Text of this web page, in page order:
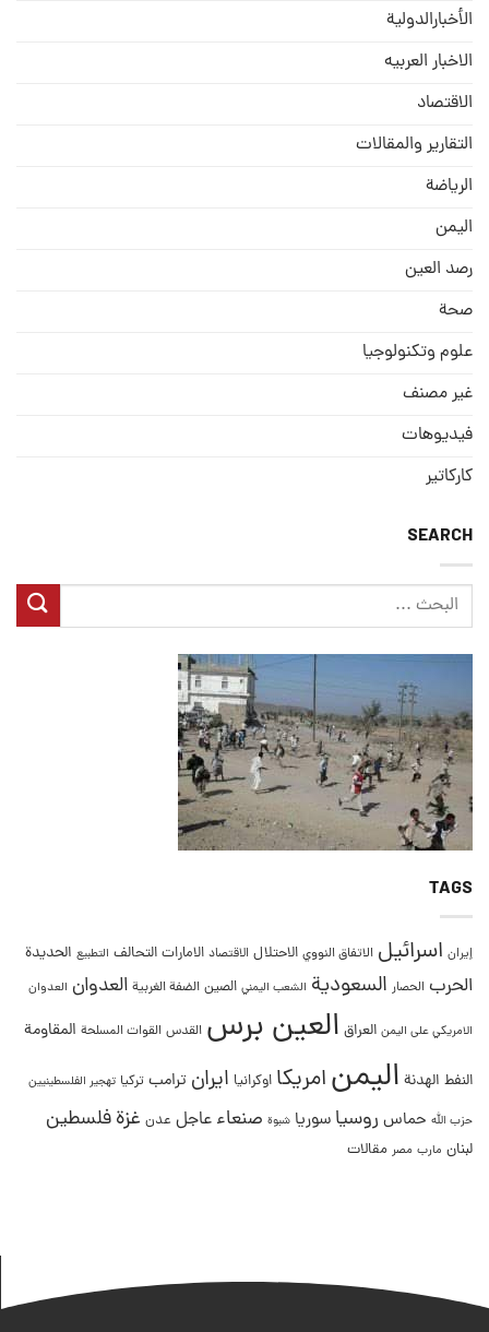
الأخبارالدولية
الاخبار العربيه
الاقتصاد
التقارير والمقالات
الریاضة
الیمن
رصد العین
صحة
علوم وتكنولوجيا
غير مصنف
فيديوهات
كاركاتير
SEARCH
TAGS
إيران اسرائيل الاتفاق النووي الاحتلال الاقتصاد الامارات التحالف التطبيع الحديدة
الحرب الحصار السعودية الشعب اليمني الصين الضفة الغربية العدوان العدوان
الامريكي على اليمن العراق العين برس القدس القوات المسلحة المقاومة
النفط الهدنة اليمنامريكا اوكرانيا ايران ترامب تركيا تهجير الفلسطينيين
حزب الله حماس روسيا سوريا شبوة صنعاء عاجل عدن غزةفلسطين
لبنان مارب مصر مقالات